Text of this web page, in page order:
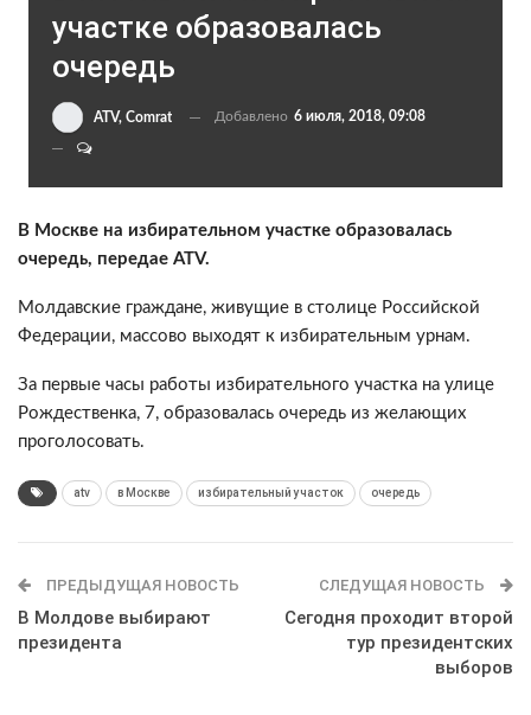
участке образовалась
очередь
ATV, Comrat Добавлено 6 июля, 2018, 09:08
В Москве на избирательном участке образовалась
очередь, передае ATV.
Молдавские граждане, живущие в столице Российской
Федерации, массово выходят к избирательным урнам.
За первые часы работы избирательного участка на улице
Рождественка, 7, образовалась очередь из желающих
проголосовать.
atv в Москве избирательный участок очередь
ПРЕДЫДУЩАЯ НОВОСТЬ
В Молдове выбирают
президента
СЛЕДУЩАЯ НОВОСТЬ
Сегодня проходит второй
тур президентских
выборов